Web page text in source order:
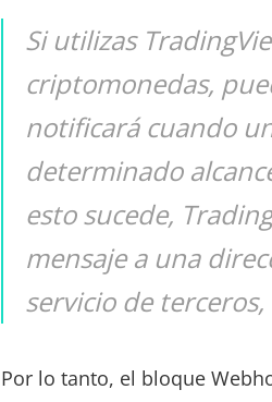
Si utilizas
criptomonedas,
notificará cuando
determinado
esto sucede,
mensaje a una
servicio de
Por lo tanto, el bloque